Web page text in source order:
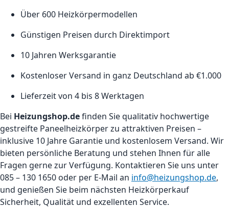
Über 600 Heizkörper­modellen
Günstigen Preisen durch Direktimport
10 Jahren Werksgarantie
Kostenloser Versand in ganz Deutschland ab €1.000
Lieferzeit von 4 bis 8 Werktagen
Bei Heizungshop.definden Sie qualitativ hochwertige
gestreifte Paneelheizkörper zu attraktiven Preisen –
inklusive 10 Jahre Garantie und kostenlosem Versand. Wir
bieten persönliche Beratung und stehen Ihnen für alle
Fragen gerne zur Verfügung. Kontaktieren Sie uns unter
085 – 130 1650 oder per E-Mail an info@heizungshop.de,
und genießen Sie beim nächsten Heizkörperkauf
Sicherheit, Qualität und exzellenten Service.